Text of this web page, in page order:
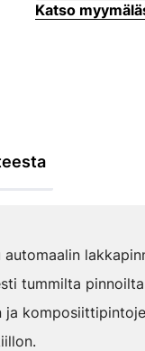
Katso
tummilta